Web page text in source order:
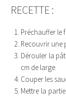
RECETTE :
Préchauffer le
Recouvrir une
Dérouler la
cm de large.
Couper les
Mettre la